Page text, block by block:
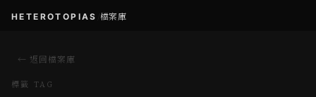
HETEROTOPIAS 檔案庫
← 返回檔案庫
標籤 TAG